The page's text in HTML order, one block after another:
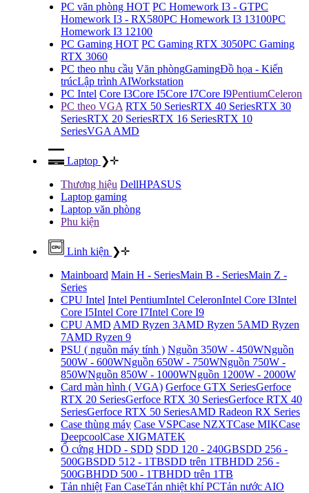
PC văn phòng HOT PC Homework I3 - GTPC
Homework I3 - RX580PC Homework I3 13100PC
Homework I3 12100
PC Gaming HOT PC Gaming RTX 3050PC Gaming
RTX 3060
PC theo nhu cầu Văn phòngGamingĐồ họa - Kiến
trúcLập trình AIWorkstation
PC Intel Core I3Core I5Core I7Core I9PentiumCeleron
PC theo VGA RTX 50 SeriesRTX 40 SeriesRTX 30
SeriesRTX 20 SeriesRTX 16 SeriesRTX 10
SeriesVGA AMD
Laptop ❯✛
Thương hiệu DellHPASUS
Laptop gaming
Laptop văn phòng
Phu kiện
Linh kiện ❯✛
Mainboard Main H - SeriesMain B - SeriesMain Z -
Series
CPU Intel Intel PentiumIntel CeleronIntel Core I3Intel
Core I5Intel Core I7Intel Core I9
CPU AMD AMD Ryzen 3AMD Ryzen 5AMD Ryzen
7AMD Ryzen 9
PSU ( nguồn máy tính ) Nguồn 350W - 450WNguồn
500W - 600WNguồn 650W - 750WNguồn 750W -
850WNguồn 850W - 1000WNguồn 1200W - 2000W
Card màn hình ( VGA) Gerfoce GTX SeriesGerfoce
RTX 20 SeriesGerfoce RTX 30 SeriesGerfoce RTX 40
SeriesGerfoce RTX 50 SeriesAMD Radeon RX Series
Case thùng máy Case VSPCase NZXTCase MIKCase
DeepcoolCase XIGMATEK
Ổ cứng HDD - SDD SDD 120 - 240GBSDD 256 -
500GBSDD 512 - 1TBSDD trên 1TBHDD 256 -
500GBHDD 500 - 1TBHDD trên 1TB
Tản nhiệt Fan CaseTản nhiệt khí PCTản nước AIO